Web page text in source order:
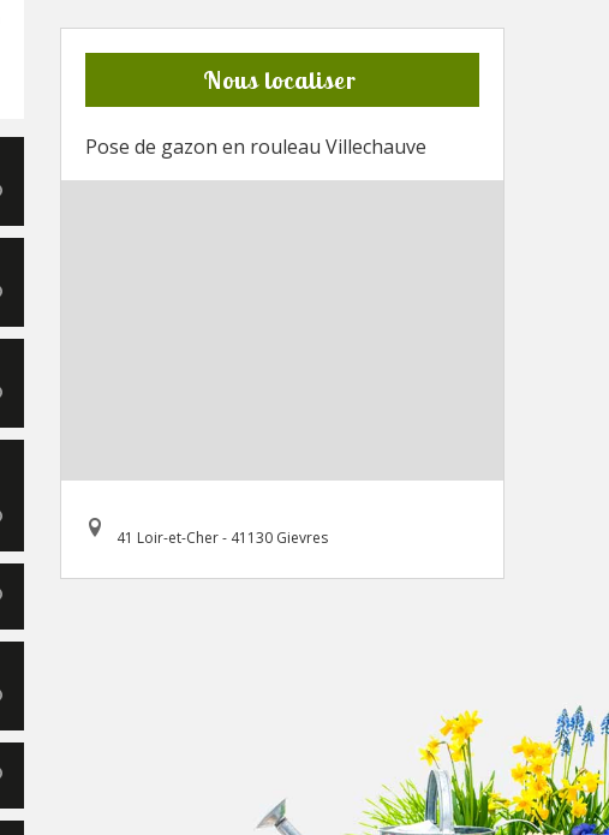
Nous localiser
Pose de gazon en rouleau Villechauve
41 Loir-et-Cher - 41130 Gievres